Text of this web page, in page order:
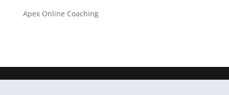
Apex Online Coaching